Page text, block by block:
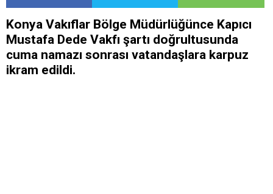
Konya Vakıflar Bölge Müdürlüğünce Kapıcı
Mustafa Dede Vakfı şartı doğrultusunda
cuma namazı sonrası vatandaşlara karpuz
ikram edildi.